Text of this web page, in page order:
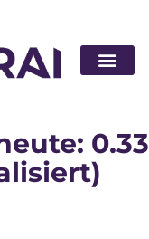
0.33